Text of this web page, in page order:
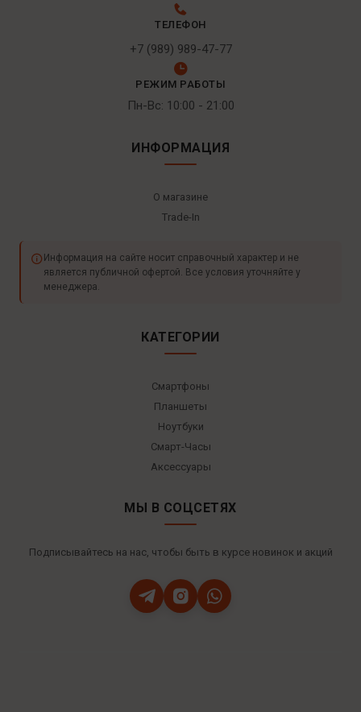
ТЕЛЕФОН
+7 (989) 989-47-77
РЕЖИМ РАБОТЫ
Пн-Вс: 10:00 - 21:00
ИНФОРМАЦИЯ
О магазине
Trade-In
Информация на сайте носит справочный характер и не
является публичной офертой. Все условия уточняйте у
менеджера.
КАТЕГОРИИ
Смартфоны
Планшеты
Ноутбуки
Смарт-Часы
Аксессуары
МЫ В СОЦСЕТЯХ
Подписывайтесь на нас, чтобы быть в курсе новинок и акций